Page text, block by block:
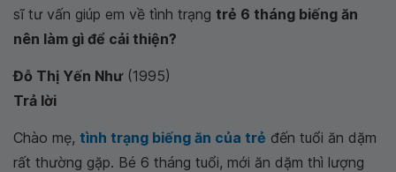
sĩ tư vấn giúp em về tình trạng trẻ 6 tháng biếng ăn
nên làm gì để cải thiện?
Đỗ Thị Yến Như(1995)
Trả lời
Chào mẹ, tình trạng biếng ăn của trẻđến tuổi ăn dặm
rất thường gặp. Bé 6 tháng tuổi, mới ăn dặm thì lượng